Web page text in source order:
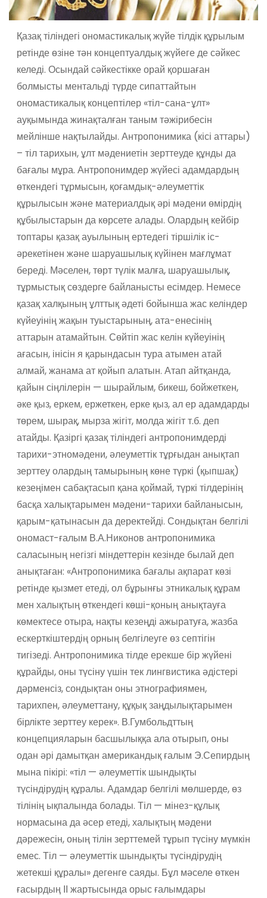
Қазақ тіліндегі ономастикалық жүйе тілдік құрылым
ретінде өзіне тән концептуалдық жүйеге де сәйкес
келеді. Осындай сәйкестікке орай қоршаған
болмысты ментальді түрде сипаттайтын
ономастикалық концептілер «тіл-сана-ұлт»
ауқымында жинақталған таным тәжірибесін
мейлінше нақтылайды. Антропонимика (кісі аттары)
– тіл тарихын, ұлт мәдениетін зерттеуде құнды да
бағалы мұра. Антропонимдер жүйесі адамдардың
өткендегі тұрмысын, қоғамдық-әлеуметтік
құрылысын және материалдық әрі мәдени өмірдің
құбылыстарын да көрсете алады. Олардың кейбір
топтары қазақ ауылының ертедегі тіршілік іс-
әрекетінен және шаруашылық күйінен мағлұмат
береді. Мәселен, төрт түлік малға, шаруашылық,
тұрмыстық сөздерге байланысты есімдер. Немесе
қазақ халқының ұлттық әдеті бойынша жас келіндер
күйеуінің жақын туыстарының, ата-енесінің
аттарын атамайтын. Сөйтіп жас келін күйеуінің
ағасын, інісін я қарындасын тура атымен атай
алмай, жанама ат қойып алатын. Атап айтқанда,
қайын сіңлілерін — шырайлым, бикеш, бойжеткен,
әке қыз, еркем, ержеткен, ерке қыз, ал ер адамдарды
төрем, шырақ, мырза жігіт, молда жігіт т.б. деп
атайды. Қазіргі қазақ тіліндегі антропонимдерді
тарихи-этномәдени, әлеуметтік тұрғыдан анықтап
зерттеу олардың тамырының көне түркі (қыпшақ)
кезеңімен сабақтасып қана қоймай, түркі тілдерінің
басқа халықтарымен мәдени-тарихи байланысын,
қарым-қатынасын да деректейді. Сондықтан белгілі
ономаст-ғалым В.А.Никонов антропонимика
саласының негізгі міндеттерін кезінде былай деп
анықтаған: «Антропонимика бағалы ақпарат көзі
ретінде қызмет етеді, ол бұрынғы этникалық құрам
мен халықтың өткендегі көші-қоның анықтауға
көмектесе отыра, нақты кезеңді ажыратуға, жазба
ескерткіштердің орның белгілеуге өз септігін
тигізеді. Антропонимика тілде ерекше бір жүйені
құрайды, оны түсіну үшін тек лингвистика әдістері
дәрменсіз, сондықтан оны этнографиямен,
тарихпен, әлеуметтану, құқық заңдылықтарымен
бірлікте зерттеу керек». В.Гумбольдттың
концепцияларын басшылыққа ала отырып, оны
одан әрі дамытқан американдық ғалым Э.Сепирдың
мына пікірі: «тіл — әлеуметтік шындықты
түсіндірудің құралы. Адамдар белгілі мөлшерде, өз
тілінің ықпалында болады. Тіл — мінез-құлық
нормасына да әсер етеді, халықтың мәдени
дәрежесін, оның тілін зерттемей тұрып түсіну мүмкін
емес. Тіл — әлеуметтік шындықты түсіндірудің
жетекші құралы» дегенге саяды. Бұл мәселе өткен
ғасырдың ІІ жартысында орыс ғалымдары